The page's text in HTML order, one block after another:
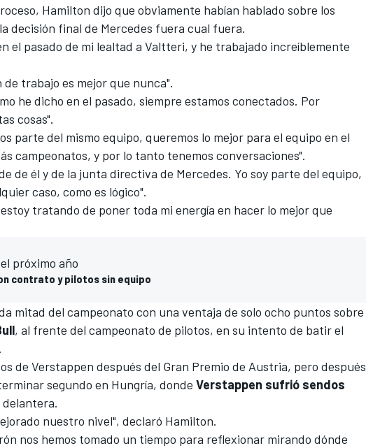
Hamilton dijo que obviamente habían hablado sobre los
decisión final de Mercedes fuera cual fuera.
el pasado de mi lealtad a Valtteri, y he trabajado increíblemente
trabajo es mejor que nunca".
he dicho en el pasado, siempre estamos conectados. Por
cosas".
parte del mismo equipo, queremos lo mejor para el equipo en el
campeonatos, y por lo tanto tenemos conversaciones".
de él y de la junta directiva de Mercedes. Yo soy parte del equipo,
caso, como es lógico".
tratando de poner toda mi energía en hacer lo mejor que
próximo año
contrato y pilotos sin equipo
mitad del campeonato con una ventaja de solo ocho puntos sobre
, al frente del campeonato de pilotos, en su intento de batir el
de Verstappen después del Gran Premio de Austria, pero después
segundo en Hungría, donde Verstappen sufrió sendos
delantera.
nuestro nivel", declaró Hamilton.
nos hemos tomado un tiempo para reflexionar mirando dónde